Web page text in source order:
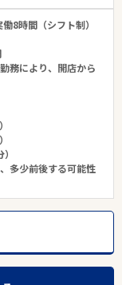
8時間（シフト制）
務により、開店から
多少前後する可能性